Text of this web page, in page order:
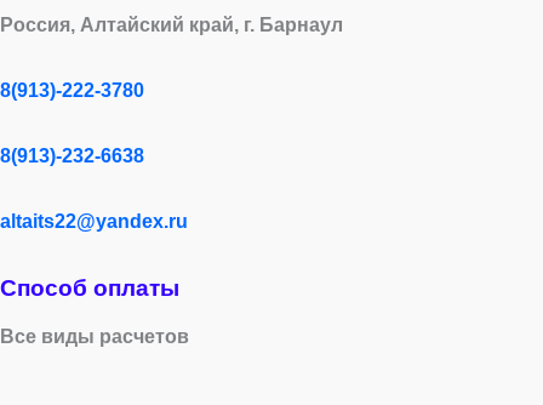
Россия, Алтайский край, г. Барнаул
8(913)-222-3780
8(913)-232-6638
altaits22@yandex.ru
Способ оплаты
Все виды расчетов